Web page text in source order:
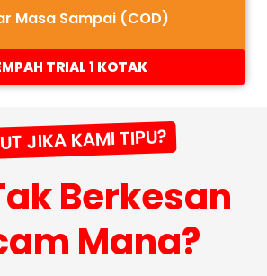
Masa Sampai (COD)
TRIAL 1 KOTAK
JIKA KAMI TIPU?
Berkesan
Mana?